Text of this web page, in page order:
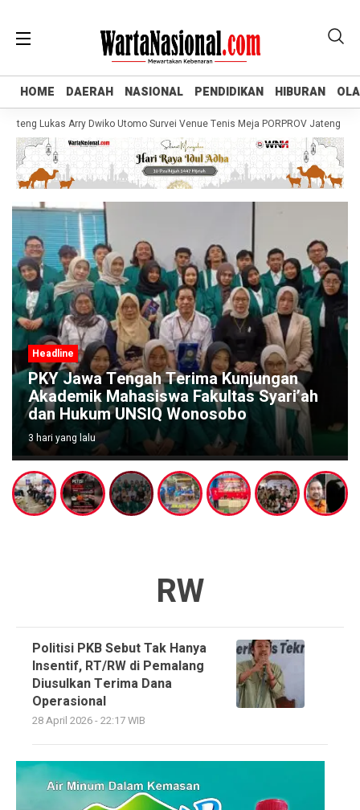
HOME DAERAH NASIONAL PENDIDIKAN HIBURAN
HOME DAERAH NASIONAL PENDIDIKAN HIBURAN
Lukas Arry Dwiko Utomo Survei Venue Tenis Meja PORPROV Jateng XVII
Headline
PKY Jawa Tengah Terima Kunjungan
Akademik Mahasiswa Fakultas Syari’ah
dan Hukum UNSIQ Wonosobo
3 hari yang lalu
RW
Politisi PKB Sebut Tak Hanya
Insentif, RT/RW di Pemalang
Diusulkan Terima Dana
Operasional
28 April 2026 - 22:17 WIB